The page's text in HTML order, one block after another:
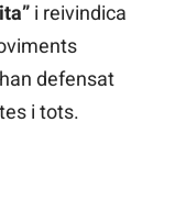
i reivindica
defensat
i tots.